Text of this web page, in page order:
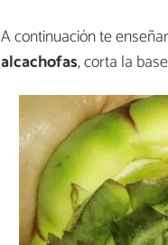
A continuación te
alcachofas, corta la